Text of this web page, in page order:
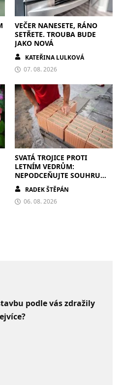
VEČER NANESETE, RÁNO
SETŘETE. TROUBA BUDE
JAKO NOVÁ
KATEŘINA LULKOVÁ
07. 08. 2026
SVATÁ TROJICE PROTI
LETNÍM VEDRŮM:
NEPODCEŇUJTE SOUHRU
ZDIVA A STÍNĚNÍ
RADEK ŠTĚPÁN
06. 08. 2026
podle vás zdražily